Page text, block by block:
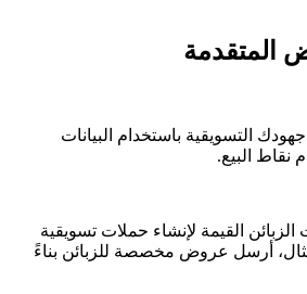
المتقدمة
التسويقية باستخدام البيانات
نقاط البيع.
القيمة لإنشاء حملات تسويقية
أرسل عروض مخصصة للزبائن بناءً